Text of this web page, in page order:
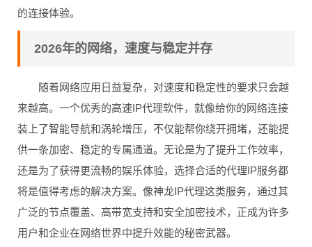
的连接体验。
2026年的网络，速度与稳定并存
随着网络应用日益复杂，对速度和稳定性的要求只会越
来越高。一个优秀的高速IP代理软件，就像给你的网络连接
装上了智能导航和涡轮增压，不仅能帮你绕开拥堵，还能提
供一条加密、稳定的专属通道。无论是为了提升工作效率，
还是为了获得更流畅的娱乐体验，选择合适的代理IP服务都
将是值得考虑的解决方案。像神龙IP代理这类服务，通过其
广泛的节点覆盖、高带宽支持和安全加密技术，正成为许多
用户和企业在网络世界中提升效能的秘密武器。